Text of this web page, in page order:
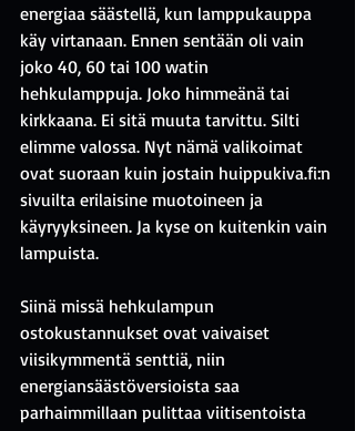
energiaa säästellä, kun lamppukauppa
käy virtanaan. Ennen sentään oli vain
joko 40, 60 tai 100 watin
hehkulamppuja. Joko himmeänä tai
kirkkaana. Ei sitä muuta tarvittu. Silti
elimme valossa. Nyt nämä valikoimat
ovat suoraan kuin jostain huippukiva.fi:n
sivuilta erilaisine muotoineen ja
käyryyksineen. Ja kyse on kuitenkin vain
lampuista.
Siinä missä hehkulampun
ostokustannukset ovat vaivaiset
viisikymmentä senttiä, niin
energiansäästöversioista saa
parhaimmillaan pulittaa viitisentoista